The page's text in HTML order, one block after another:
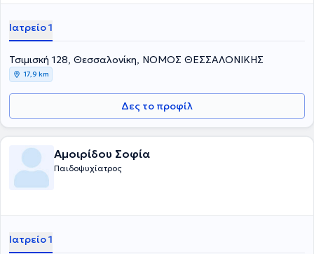
Ιατρείο 1
Τσιμισκή 128, Θεσσαλονίκη, ΝΟΜΟΣ ΘΕΣΣΑΛΟΝΙΚΗΣ
17,9 km
Δες το προφίλ
Αμοιρίδου Σοφία
Παιδοψυχίατρος
Ιατρείο 1